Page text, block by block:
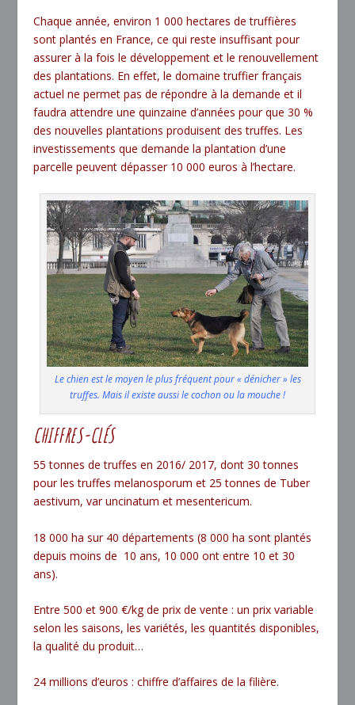
Chaque année, environ 1 000 hectares de truffières
sont plantés en France, ce qui reste insuffisant pour
assurer à la fois le développement et le renouvellement
des plantations. En effet, le domaine truffier français
actuel ne permet pas de répondre à la demande et il
faudra attendre une quinzaine d’années pour que 30 %
des nouvelles plantations produisent des truffes. Les
investissements que demande la plantation d’une
parcelle peuvent dépasser 10 000 euros à l’hectare.
Le chien est le moyen le plus fréquent pour « dénicher » les
truffes. Mais il existe aussi le cochon ou la mouche !
CHIFFRES-CLÉS
55 tonnes de truffes en 2016/ 2017, dont 30 tonnes
pour les truffes melanosporum et 25 tonnes de Tuber
aestivum, var uncinatum et mesentericum.
18 000 ha sur 40 départements (8 000 ha sont plantés
depuis moins de 10 ans, 10 000 ont entre 10 et 30
ans).
Entre 500 et 900 €/kg de prix de vente : un prix variable
selon les saisons, les variétés, les quantités disponibles,
la qualité du produit…
24 millions d’euros : chiffre d’affaires de la filière.